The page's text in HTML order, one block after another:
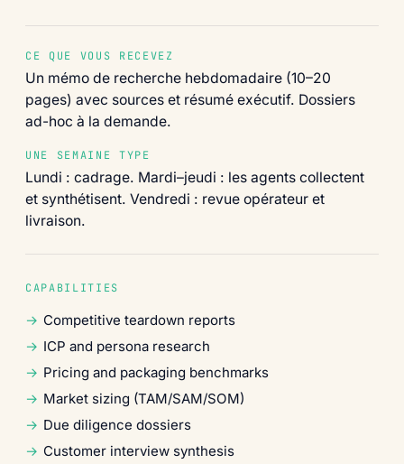
CE QUE VOUS RECEVEZ
Un mémo de recherche hebdomadaire (10–20
pages) avec sources et résumé exécutif. Dossiers
ad-hoc à la demande.
UNE SEMAINE TYPE
Lundi : cadrage. Mardi–jeudi : les agents collectent
et synthétisent. Vendredi : revue opérateur et
livraison.
CAPABILITIES
Competitive teardown reports
ICP and persona research
Pricing and packaging benchmarks
Market sizing (TAM/SAM/SOM)
Due diligence dossiers
Customer interview synthesis